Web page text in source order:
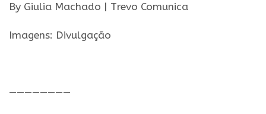
By Giulia Machado | Trevo Comunica
Imagens: Divulgação
————————